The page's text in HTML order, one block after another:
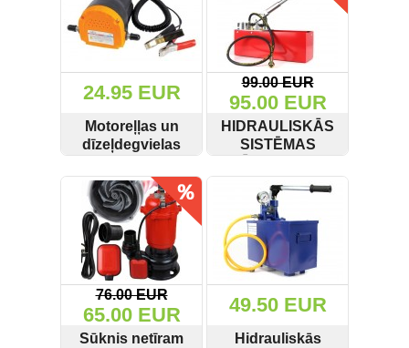
24.95 EUR
Motoreļļas un
dīzeļdegvielas
sūknis 12V Asta
S-12OSP
SKATĪT PIRKT
99.00 EUR
95.00 EUR
HIDRAULISKĀS
SISTĒMAS
PUMPIS 50BAR
M55256 KD10478
SKATĪT PIRKT
76.00 EUR
65.00 EUR
Sūknis netīram
49.50 EUR
Hidrauliskās